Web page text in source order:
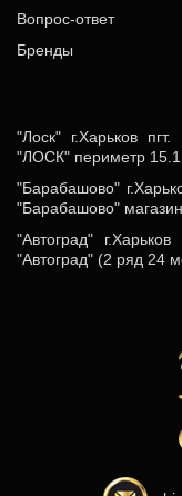
Вопрос-ответ
Бренды
"Лоск" г.Харьков
"ЛОСК" периметр
"Барабашово"
"Барабашово"
"Автоград"
"Автоград" (2 ряд 24